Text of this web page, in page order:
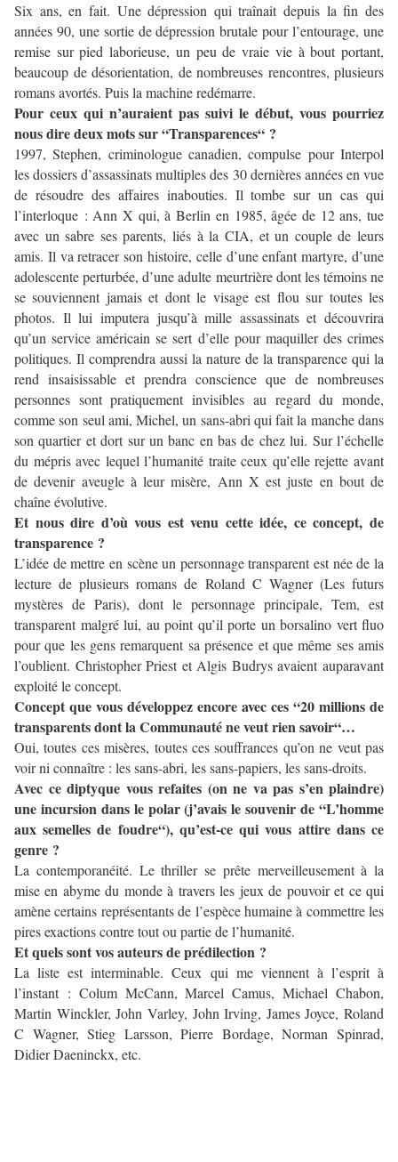
Six ans, en fait. Une dépression qui traînait depuis la fin des
années 90, une sortie de dépression brutale pour l’entourage, une
remise sur pied laborieuse, un peu de vraie vie à bout portant,
beaucoup de désorientation, de nombreuses rencontres, plusieurs
romans avortés. Puis la machine redémarre.
Pour ceux qui n’auraient pas suivi le début, vous pourriez
nous dire deux mots sur “Transparences“ ?
1997, Stephen, criminologue canadien, compulse pour Interpol
les dossiers d’assassinats multiples des 30 dernières années en vue
de résoudre des affaires inabouties. Il tombe sur un cas qui
l’interloque : Ann X qui, à Berlin en 1985, âgée de 12 ans, tue
avec un sabre ses parents, liés à la CIA, et un couple de leurs
amis. Il va retracer son histoire, celle d’une enfant martyre, d’une
adolescente perturbée, d’une adulte meurtrière dont les témoins ne
se souviennent jamais et dont le visage est flou sur toutes les
photos. Il lui imputera jusqu’à mille assassinats et découvrira
qu’un service américain se sert d’elle pour maquiller des crimes
politiques. Il comprendra aussi la nature de la transparence qui la
rend insaisissable et prendra conscience que de nombreuses
personnes sont pratiquement invisibles au regard du monde,
comme son seul ami, Michel, un sans-abri qui fait la manche dans
son quartier et dort sur un banc en bas de chez lui. Sur l’échelle
du mépris avec lequel l’humanité traite ceux qu’elle rejette avant
de devenir aveugle à leur misère, Ann X est juste en bout de
chaîne évolutive.
Et nous dire d’où vous est venu cette idée, ce concept, de
transparence ?
L’idée de mettre en scène un personnage transparent est née de la
lecture de plusieurs romans de Roland C Wagner (Les futurs
mystères de Paris), dont le personnage principale, Tem, est
transparent malgré lui, au point qu’il porte un borsalino vert fluo
pour que les gens remarquent sa présence et que même ses amis
l’oublient. Christopher Priest et Algis Budrys avaient auparavant
exploité le concept.
Concept que vous développez encore avec ces “20 millions de
transparents dont la Communauté ne veut rien savoir“…
Oui, toutes ces misères, toutes ces souffrances qu’on ne veut pas
voir ni connaître : les sans-abri, les sans-papiers, les sans-droits.
Avec ce diptyque vous refaites (on ne va pas s’en plaindre)
une incursion dans le polar (j’avais le souvenir de “L’homme
aux semelles de foudre“), qu’est-ce qui vous attire dans ce
genre ?
La contemporanéité. Le thriller se prête merveilleusement à la
mise en abyme du monde à travers les jeux de pouvoir et ce qui
amène certains représentants de l’espèce humaine à commettre les
pires exactions contre tout ou partie de l’humanité.
Et quels sont vos auteurs de prédilection ?
La liste est interminable. Ceux qui me viennent à l’esprit à
l’instant : Colum McCann, Marcel Camus, Michael Chabon,
Martin Winckler, John Varley, John Irving, James Joyce, Roland
C Wagner, Stieg Larsson, Pierre Bordage, Norman Spinrad,
Didier Daeninckx, etc.